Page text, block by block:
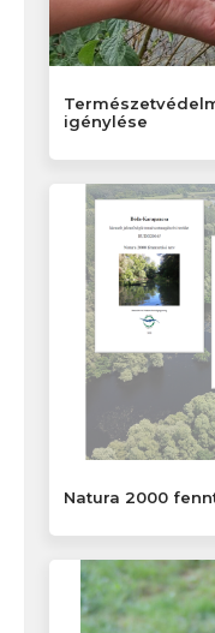
igénylése
Natura 2000